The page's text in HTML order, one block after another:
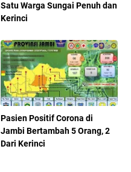
Satu Warga Sungai Penuh dan
Kerinci
Pasien Positif Corona di
Jambi Bertambah 5 Orang, 2
Dari Kerinci